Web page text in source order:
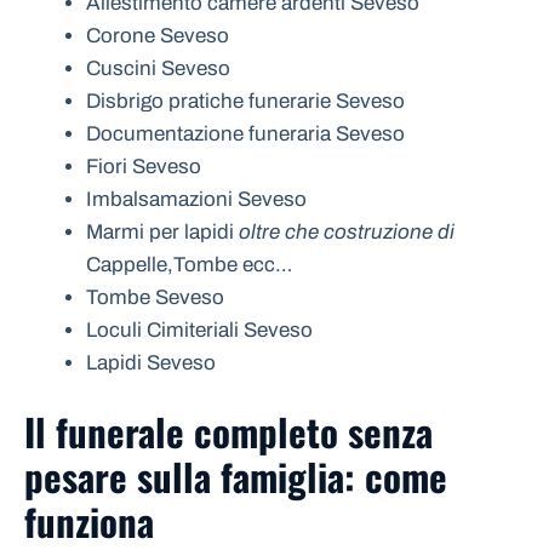
Corone Seveso
Cuscini Seveso
Disbrigo pratiche funerarie Seveso
Documentazione funeraria Seveso
Fiori Seveso
Imbalsamazioni Seveso
Marmi per lapidi oltre che costruzione di
Cappelle,Tombe ecc…
Tombe Seveso
Loculi Cimiteriali Seveso
Lapidi Seveso
Il funerale completo senza
pesare sulla famiglia: come
funziona